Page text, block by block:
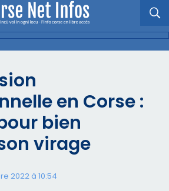
en Corse :
bien
virage
2022 à 10:54